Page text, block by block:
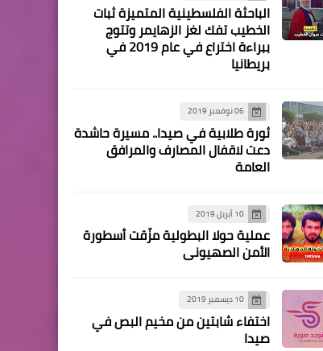
أخبار البص أخبار البص
صحة
*مستشفى الشهيد محمود
خضر ( أبو محمد )* ‏
من هنا وهناك
وفد جبهة النضال الشعبي
الفلسطيني زار سفير روسيا
الباحثة الفلسطينية المتميزة ثبات
الخطيب تفك لغز الزهايمر وتتوج
ببراءة اختراع في عام 2019 في
بريطانيا
06 نوفمبر 2019
ثورة طلابية في صيدا.. مسيرة حاشدة
دعت لاقفال المصارف والمرافق
العامة
10 أبريل 2019
عملية حولا البطولية مزّقت أسطورة
الأمن الصهيوني
10 ديسمبر 2019
اختفاء شابتين من مخيم البص في
صيدا